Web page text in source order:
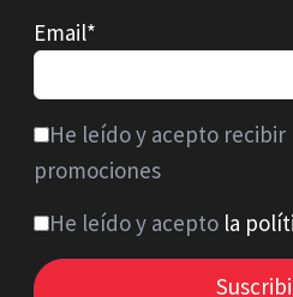
Email*
He leído y acepto
promociones
He leído y acepto la